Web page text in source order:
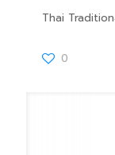
Thai
0